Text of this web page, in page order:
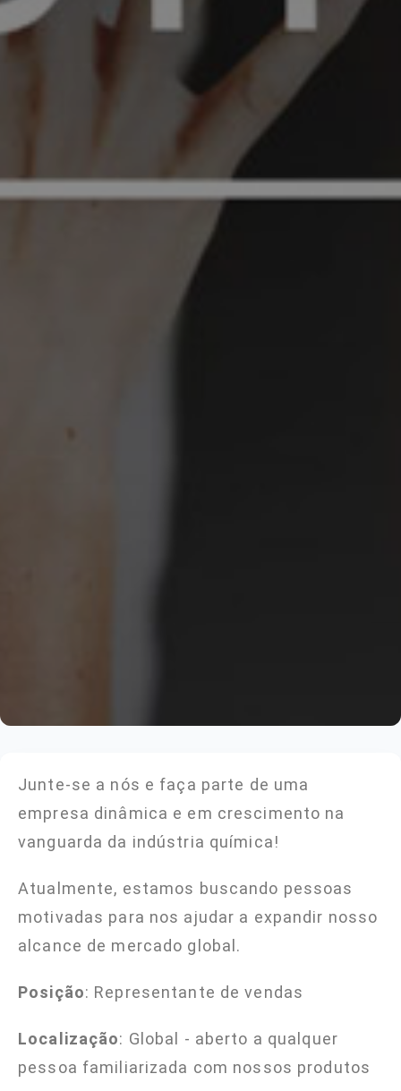
Junte-se a nós e faça parte de uma
empresa dinâmica e em crescimento na
vanguarda da indústria química!
Atualmente, estamos buscando pessoas
motivadas para nos ajudar a expandir nosso
alcance de mercado global.
Posição: Representante de vendas
Localização: Global - aberto a qualquer
pessoa familiarizada com nossos produtos